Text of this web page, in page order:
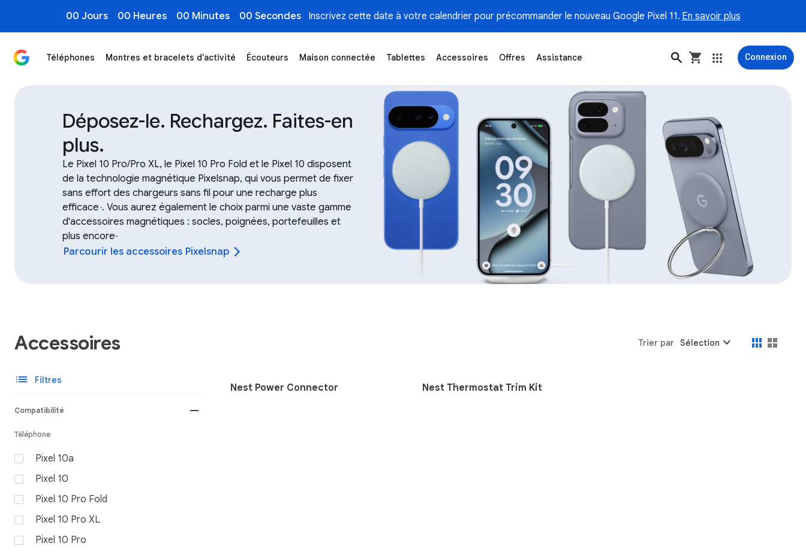
00 Jours 00 Heures 00 Minutes 00 Secondes Inscrivez cette date à votre calendrier pour précommander le nouveau Google Pixel 11. En savoir plus
Téléphones Montres et bracelets d'activité Écouteurs Maison connectée Tablettes Accessoires Offres Assistance Connexion
Magasinez les accessoires pour les appareils Google ainsi que les accessoires, les bracelets et les chargeurs Fitbit
Déposez-le. Rechargez. Faites-en
plus.
Le Pixel 10 Pro/Pro XL, le Pixel 10 Pro Fold et le Pixel 10 disposent
de la technologie magnétique Pixelsnap, qui vous permet de fixer
sans effort des chargeurs sans fil pour une recharge plus
efficace ,. Vous aurez également le choix parmi une vaste gamme
d'accessoires magnétiques : socles, poignées, portefeuilles et
plus encore,.
Parcourir les accessoires Pixelsnap
Accessoires Trier par Sélection expand_more
list Filtres
Compatibilité remove
Téléphone
Pixel 10a
Pixel 10
Pixel 10 Pro Fold
Pixel 10 Pro XL
Pixel 10 Pro
Nest Power Connector Nest Thermostat Trim Kit